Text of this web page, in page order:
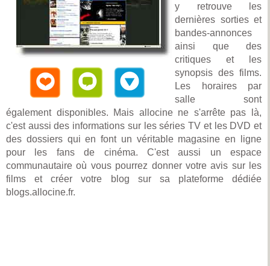
y retrouve les
dernières sorties et
bandes-annonces
ainsi que des
critiques et les
synopsis des films.
Les horaires par
salle sont
également disponibles. Mais allocine ne s'arrête pas là,
c'est aussi des informations sur les séries TV et les DVD et
des dossiers qui en font un véritable magasine en ligne
pour les fans de cinéma. C'est aussi un espace
communautaire où vous pourrez donner votre avis sur les
films et créer votre blog sur sa plateforme dédiée
blogs.allocine.fr.